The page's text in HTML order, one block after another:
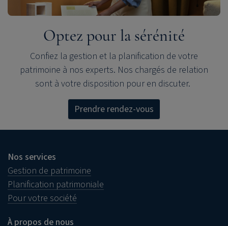
Optez pour la sérénité
Confiez la gestion et la planification de votre
patrimoine à nos experts. Nos chargés de relation
sont à votre disposition pour en discuter.
Prendre rendez-vous
Nos services
Gestion de patrimoine
Planification patrimoniale
Pour votre société
À propos de nous